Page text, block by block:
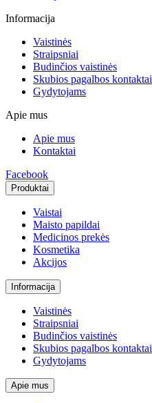
Informacija
Vaistinės
Straipsniai
Budinčios vaistinės
Skubios pagalbos kontaktai
Gydytojams
Apie mus
Apie mus
Kontaktai
Facebook
Produktai
Vaistai
Maisto papildai
Medicinos prekės
Kosmetika
Akcijos
Informacija
Vaistinės
Straipsniai
Budinčios vaistinės
Skubios pagalbos kontaktai
Gydytojams
Apie mus